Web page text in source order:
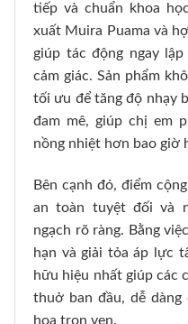
tiếp và chuẩn khoa
xuất Muira Puama và
giúp tác động ngay
cảm giác. Sản phẩm
tối ưu để tăng độ nhạy
đam mê, giúp chị em
nồng nhiệt hơn bao giờ
Bên cạnh đó, điểm
an toàn tuyệt đối và
ngạch rõ ràng. Bằng
hạn và giải tỏa áp lực
hữu hiệu nhất giúp các
thuở ban đầu, dễ
hoa trọn vẹn.